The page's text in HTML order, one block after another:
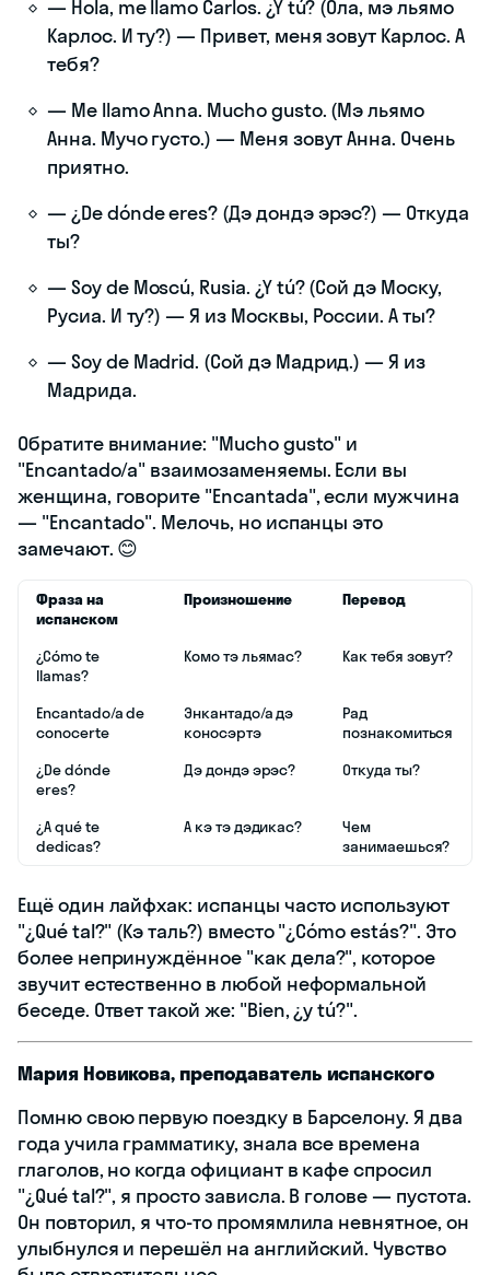
— Hola, me llamo Carlos. ¿Y tú? (Ола, мэ льямо
Карлос. И ту?) — Привет, меня зовут Карлос. А
тебя?
— Me llamo Anna. Mucho gusto. (Мэ льямо
Анна. Мучо густо.) — Меня зовут Анна. Очень
приятно.
— ¿De dónde eres? (Дэ дондэ эрэс?) — Откуда
ты?
— Soy de Moscú, Rusia. ¿Y tú? (Сой дэ Моску,
Русиа. И ту?) — Я из Москвы, России. А ты?
— Soy de Madrid. (Сой дэ Мадрид.) — Я из
Мадрида.
Обратите внимание: "Mucho gusto" и
"Encantado/a" взаимозаменяемы. Если вы
женщина, говорите "Encantada", если мужчина
— "Encantado". Мелочь, но испанцы это
замечают. 😊
Фраза на
испанском
Произношение Перевод
¿Cómo te
llamas?
Комо тэ льямас? Как тебя зовут?
Encantado/a de
conocerte
Энкантадо/а дэ
коносэртэ
Рад
познакомиться
¿De dónde
eres?
Дэ дондэ эрэс? Откуда ты?
¿A qué te
dedicas?
А кэ тэ дэдикас?
Чем
занимаешься?
Ещё один лайфхак: испанцы часто используют
"¿Qué tal?" (Кэ таль?) вместо "¿Cómo estás?". Это
более непринуждённое "как дела?", которое
звучит естественно в любой неформальной
беседе. Ответ такой же: "Bien, ¿y tú?".
Мария Новикова, преподаватель испанского
Помню свою первую поездку в Барселону. Я два
года учила грамматику, знала все времена
глаголов, но когда официант в кафе спросил
"¿Qué tal?", я просто зависла. В голове — пустота.
Он повторил, я что-то промямлила невнятное, он
улыбнулся и перешёл на английский. Чувство